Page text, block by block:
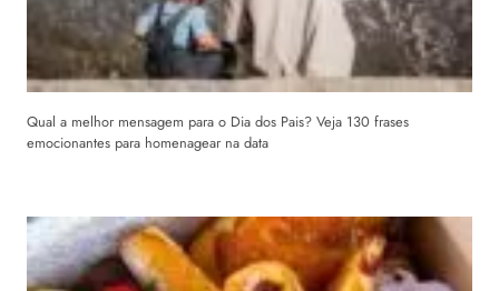
Qual a melhor mensagem para o Dia dos Pais? Veja 130 frases
emocionantes para homenagear na data